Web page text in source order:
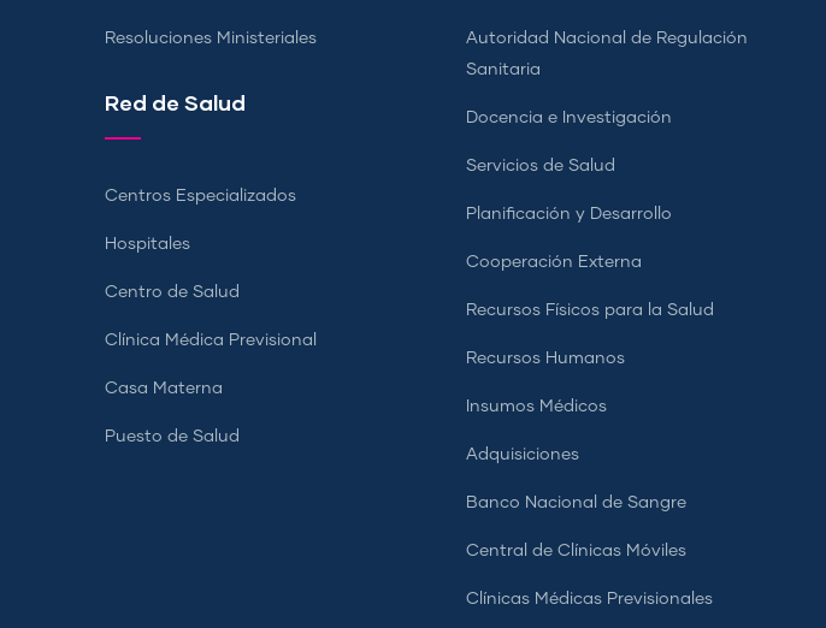
Resoluciones Ministeriales
Red de Salud
Centros Especializados
Hospitales
Centro de Salud
Clínica Médica Previsional
Casa Materna
Puesto de Salud
Autoridad Nacional de Regulación
Sanitaria
Docencia e Investigación
Servicios de Salud
Planificación y Desarrollo
Cooperación Externa
Recursos Físicos para la Salud
Recursos Humanos
Insumos Médicos
Adquisiciones
Banco Nacional de Sangre
Central de Clínicas Móviles
Clínicas Médicas Previsionales